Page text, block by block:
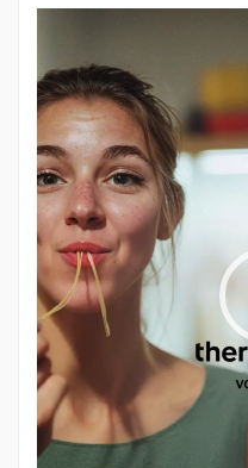
vídeo